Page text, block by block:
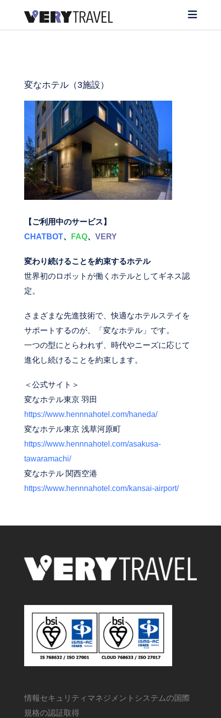
変なホテル（3施設）
【ご利用中のサービス】
CHATBOT、 FAQ、 VERY
変わり続けることを約束するホテル
世界初のロボットが働くホテルとしてギネス認
定。
さまざまな先進技術で、快適なホテルステイを
サポートするのが、「変なホテル」です。
⼀つの型にとらわれず、時代やニーズに応じて
進化し続けることを約束します。
＜公式サイト＞
変なホテル東京 羽田
https://www.hennnahotel.com/haneda/
変なホテル東京 浅草河原町
https://www.hennnahotel.com/asakusa-
tawaramachi/
変なホテル 関西空港
https://www.hennnahotel.com/kansai-airport/
情報セキュリティマネジメントシステムの国際
規格の認証取得